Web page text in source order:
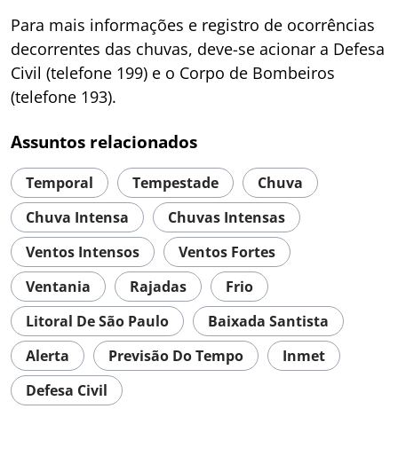
Para mais informações e registro de ocorrências
decorrentes das chuvas, deve-se acionar a Defesa
Civil (telefone 199) e o Corpo de Bombeiros
(telefone 193).
Assuntos relacionados
Temporal Tempestade
Chuva
Chuva Intensa
Chuvas Intensas
Ventos Intensos
Ventos Fortes
Ventania
Rajadas
Frio
Litoral De São Paulo
Baixada Santista
Alerta
Previsão Do Tempo
Inmet
Defesa Civil